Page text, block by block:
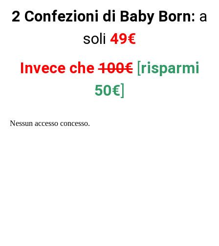
2 Confezioni di Baby Born: a
soli 49€
Invece che100€ [risparmi
50€]